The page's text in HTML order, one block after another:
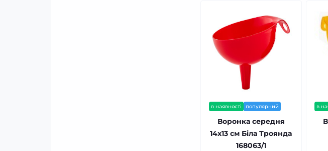
в наявності популярний
Воронка середня
14x13 см Біла Троянда
168063/1
в